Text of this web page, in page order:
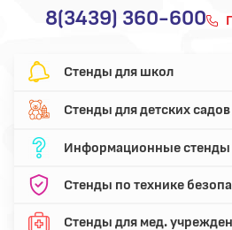
8(3439) 360-600
Стенды для школ
Стенды для детских садов
Информационные стенды
Стенды по технике
Стенды для мед.